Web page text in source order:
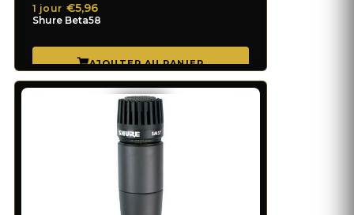
Shure Beta58
1 jour €5,96